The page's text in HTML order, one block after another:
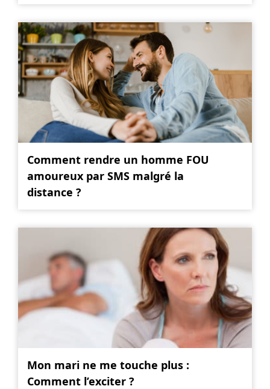
Comment rendre un homme FOU
amoureux par SMS malgré la
distance ?
Mon mari ne me touche plus :
Comment l’exciter ?